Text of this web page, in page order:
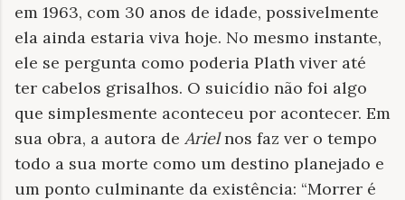
em 1963, com 30 anos de idade, possivelmente
ela ainda estaria viva hoje. No mesmo instante,
ele se pergunta como poderia Plath viver até
ter cabelos grisalhos. O suicídio não foi algo
que simplesmente aconteceu por acontecer. Em
sua obra, a autora de Arielnos faz ver o tempo
todo a sua morte como um destino planejado e
um ponto culminante da existência: “Morrer é